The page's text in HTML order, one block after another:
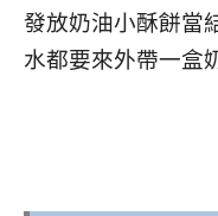
發放奶油小酥餅當
水都要來外帶一盒